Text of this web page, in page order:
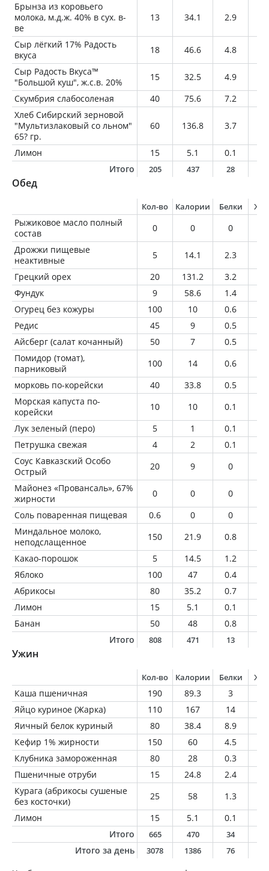
Брынза из коровьего
молока, м.д.ж. 40% в сух. в-
ве
13 34.1 2.9
Сыр лёгкий 17% Радость
вкуса
18 46.6 4.8
Сыр Радость Вкуса™
"Большой куш", ж.с.в. 20%
15 32.5 4.9
Скумбрия слабосоленая
40 75.6 7.2
Хлеб Сибирский зерновой
"Мультизлаковый со льном"
65? гр.
60 136.8 3.7
Лимон 15 5.1 0.1
Итого
205 437 28
Обед
Кол-во Калории Белки
Рыжиковое масло полный
состав
0 0 0
Дрожжи пищевые
неактивные
5 14.1 2.3
Грецкий орех
20 131.2 3.2
Фундук
9 58.6 1.4
Огурец без кожуры
100 10 0.6
Редис
45 9 0.5
Айсберг (салат кочанный)
50 7 0.5
Помидор (томат),
парниковый
100 14 0.6
морковь по-корейски
40 33.8 0.5
Морская капуста по-
корейски
10 10 0.1
Лук зеленый (перо)
5 1 0.1
Петрушка свежая
4 2 0.1
Соус Кавказский Особо
Острый
20 9 0
Майонез «Провансаль», 67%
жирности
0 0 0
Соль поваренная пищевая
0.6 0 0
Миндальное молоко,
неподслащенное
150 21.9 0.8
Какао-порошок
5 14.5 1.2
Яблоко
100 47 0.4
Абрикосы
80 35.2 0.7
Лимон
15 5.1 0.1
Банан
50 48 0.8
Итого
808 471 13
Ужин
Кол-во Калории Белки
Каша пшеничная 190 89.3 3
Яйцо куриное (Жарка)
110 167 14
Яичный белок куриный
80 38.4 8.9
Кефир 1% жирности
150 60 4.5
Клубника замороженная
80 28 0.3
Пшеничные отруби
15 24.8 2.4
Курага (абрикосы сушеные
без косточки)
25 58 1.3
Лимон
15 5.1 0.1
Итого
665 470 34
Итого за день 3078 1386 76